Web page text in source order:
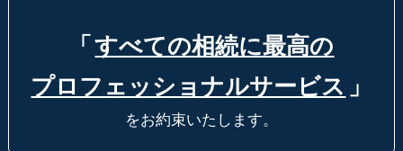
「 すべての相続に最高の
プロフェッショナルサービス 」
をお約束いたします。